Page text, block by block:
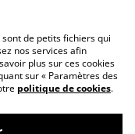
de petits fichiers qui
nos services afin
plus sur ces cookies
sur « Paramètres des
politique de cookies.